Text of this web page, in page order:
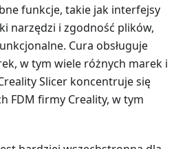
funkcje, takie jak interfejsy
narzędzi i zgodność plików,
Cura obsługuje
w tym wiele różnych marek i
Slicer koncentruje się
FDM firmy Creality, w tym